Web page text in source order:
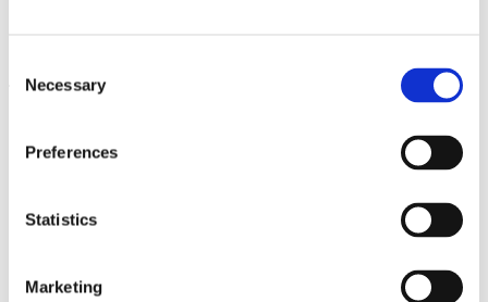
Selection
Necessary
Preferences
Statistics
Marketing
Leave this field empty
Abonnieren Sie unseren Newsletter
Bleiben Sie auf dem Laufenden und erfahren
bevorstehende Ausstellungen. Wir freuen uns
auf Ihren nächsten Besuch!